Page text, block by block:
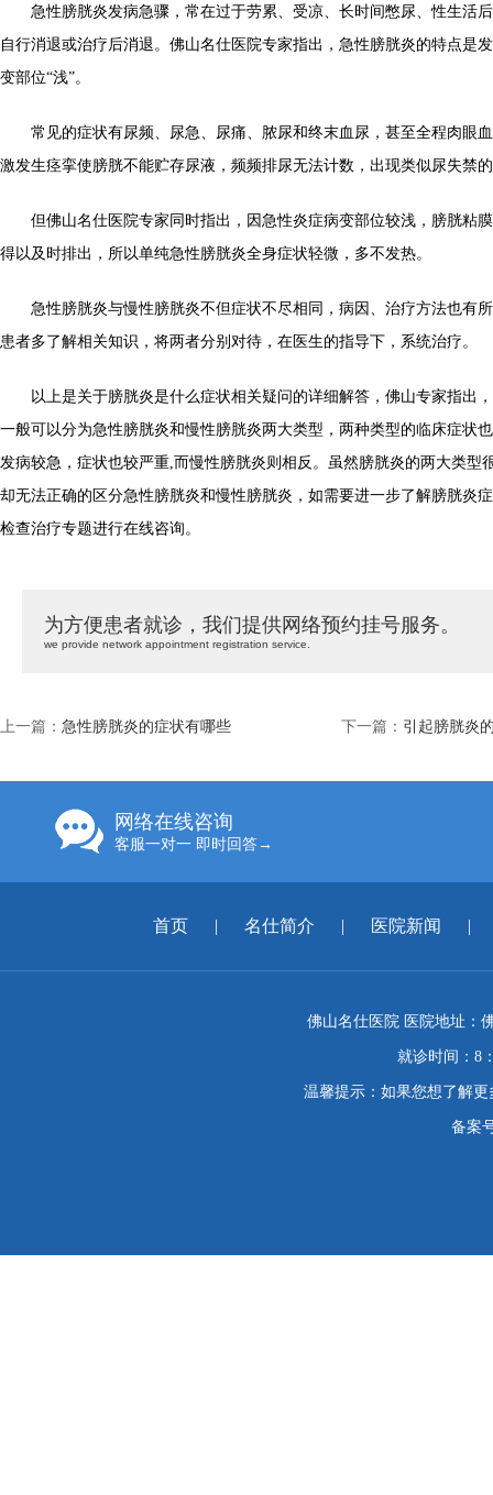
急性膀胱炎发病急骤，常在过于劳累、受凉、长时间憋尿、性生活后
自行消退或治疗后消退。佛山名仕医院专家指出，急性膀胱炎的特点是
变部位“浅”。
常见的症状有尿频、尿急、尿痛、脓尿和终末血尿，甚至全程肉眼
激发生痉挛使膀胱不能贮存尿液，频频排尿无法计数，出现类似尿失禁
但佛山名仕医院专家同时指出，因急性炎症病变部位较浅，膀胱粘
得以及时排出，所以单纯急性膀胱炎全身症状轻微，多不发热。
急性膀胱炎与慢性膀胱炎不但症状不尽相同，病因、治疗方法也有
患者多了解相关知识，将两者分别对待，在医生的指导下，系统治疗。
以上是关于膀胱炎是什么症状相关疑问的详细解答，佛山专家指出
一般可以分为急性膀胱炎和慢性膀胱炎两大类型，两种类型的临床症状
发病较急，症状也较严重,而慢性膀胱炎则相反。虽然膀胱炎的两大类型
却无法正确的区分急性膀胱炎和慢性膀胱炎，如需要进一步了解膀胱炎
检查治疗专题进行在线咨询。
为方便患者就诊，我们提供网络预约挂号服务。
we provide network appointment registration service.
上一篇： 急性膀胱炎的症状有哪些 下一篇： 引起膀胱炎
网络在线咨询
客服一对一 即时回答→
首页 | 名仕简介 | 医院新闻 |
佛山名仕医院 医院地址：
就诊时间：8
温馨提示：如果您想了解
备案